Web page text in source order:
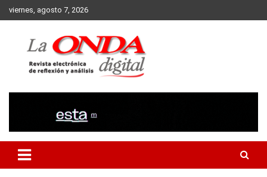
Skip
to
viernes, agosto 7, 2026